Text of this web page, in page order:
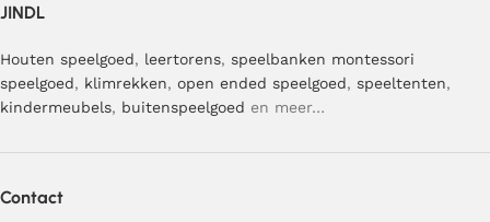
JINDL
Houten speelgoed, leertorens, speelbanken montessori
speelgoed, klimrekken, open ended speelgoed, speeltenten,
kindermeubels, buitenspeelgoed en meer…
Contact